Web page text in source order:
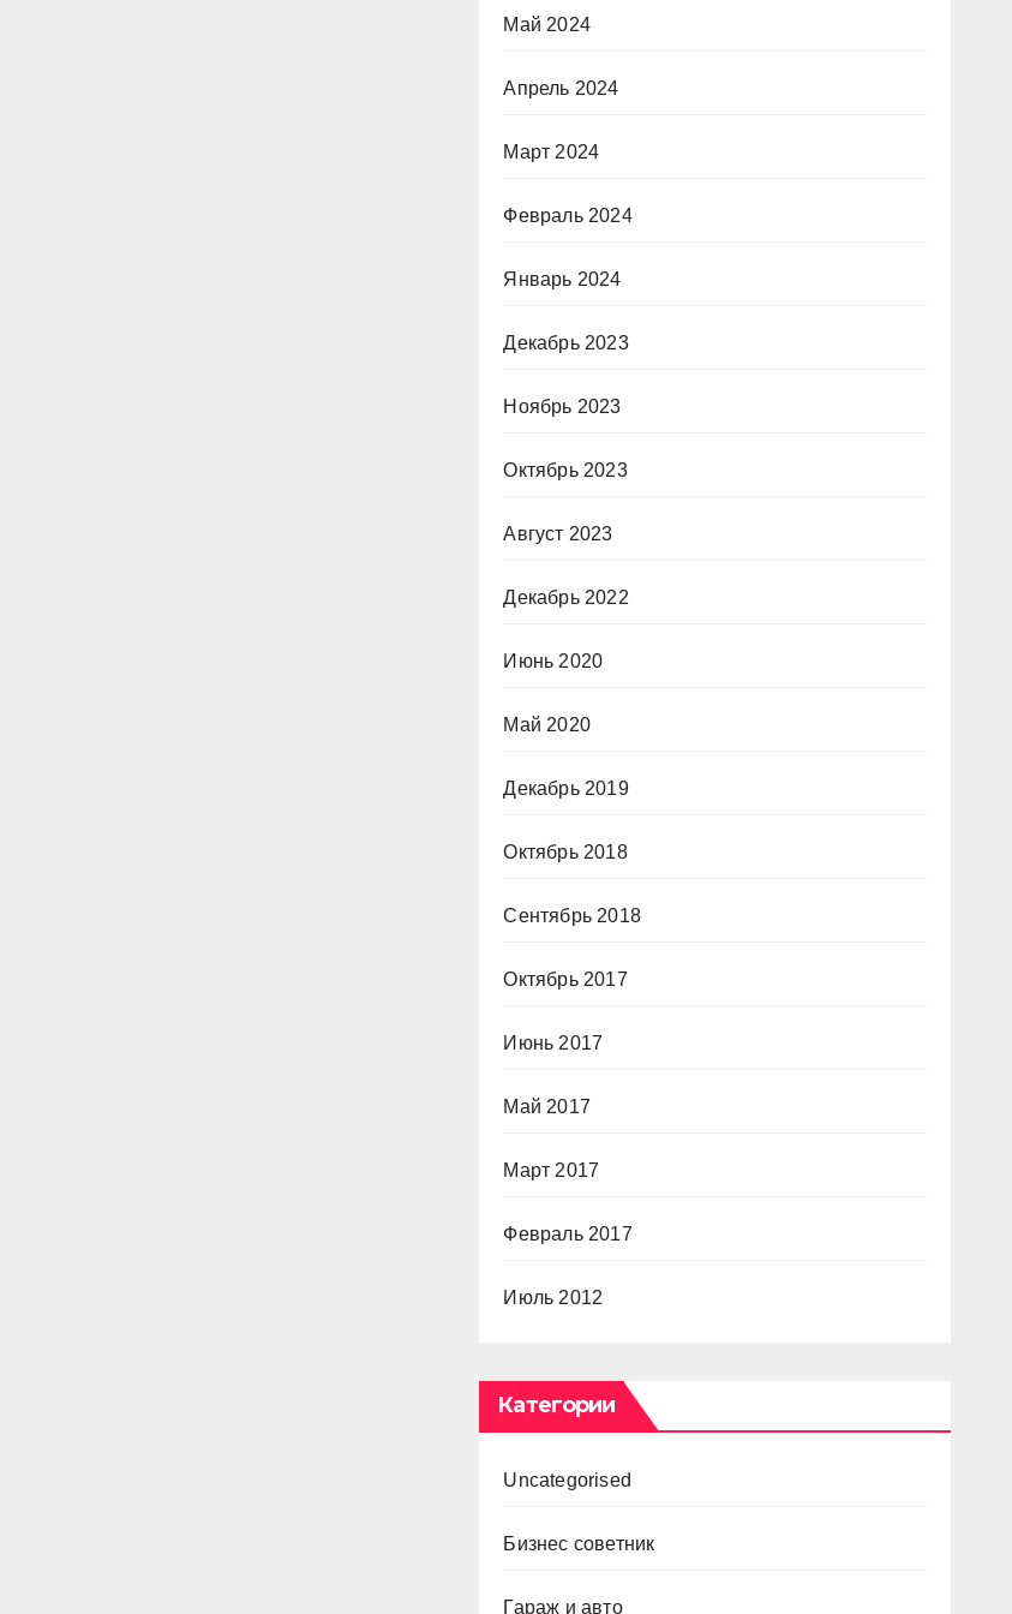
Май 2024
Апрель 2024
Март 2024
Февраль 2024
Январь 2024
Декабрь 2023
Ноябрь 2023
Октябрь 2023
Август 2023
Декабрь 2022
Июнь 2020
Май 2020
Декабрь 2019
Октябрь 2018
Сентябрь 2018
Октябрь 2017
Июнь 2017
Май 2017
Март 2017
Февраль 2017
Июль 2012
Категории
Uncategorised
Бизнес советник
Гараж и авто